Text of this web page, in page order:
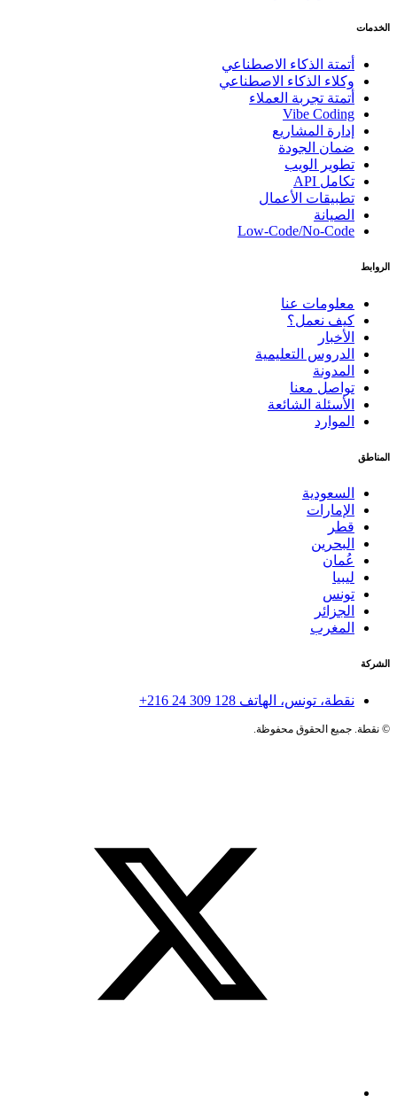
الخدمات
أتمتة الذكاء الاصطناعي
وكلاء الذكاء الاصطناعي
أتمتة تجربة العملاء
Vibe Coding
إدارة المشاريع
ضمان الجودة
تطوير الويب
تكامل API
تطبيقات الأعمال
الصيانة
Low-Code/No-Code
الروابط
معلومات عنا
كيف نعمل؟
الأخبار
الدروس التعليمية
المدونة
تواصل معنا
الأسئلة الشائعة
الموارد
المناطق
السعودية
الإمارات
قطر
البحرين
عُمان
ليبيا
تونس
الجزائر
المغرب
الشركة
نقطة، تونس، الهاتف+216 24 309 128
©نقطة. جميع الحقوق محفوظة.